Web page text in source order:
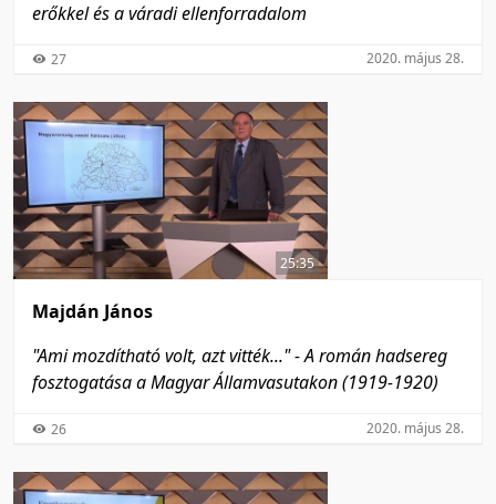
erőkkel és a váradi ellenforradalom
27 2020. május 28.
25:35
Majdán János
"Ami mozdítható volt, azt vitték..." - A román hadsereg
fosztogatása a Magyar Államvasutakon (1919-1920)
26 2020. május 28.